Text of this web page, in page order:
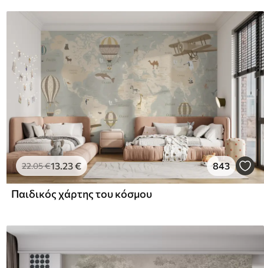
22.05€13.23€ 843
Παιδικός χάρτης του κόσμου